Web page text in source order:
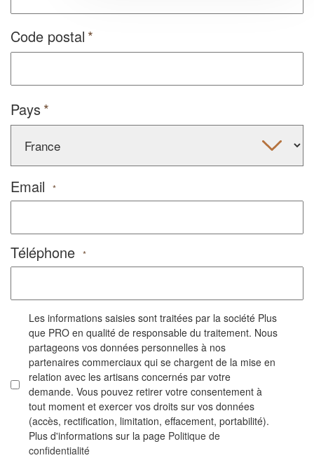
Code postal
Pays
Email *
Téléphone *
Les informations saisies sont traitées par la société Plus
que PRO en qualité de responsable du traitement. Nous
partageons vos données personnelles à nos
partenaires commerciaux qui se chargent de la mise en
relation avec les artisans concernés par votre
demande. Vous pouvez retirer votre consentement à
tout moment et exercer vos droits sur vos données
(accès, rectification, limitation, effacement, portabilité).
Plus d'informations sur la page Politique de
confidentialité